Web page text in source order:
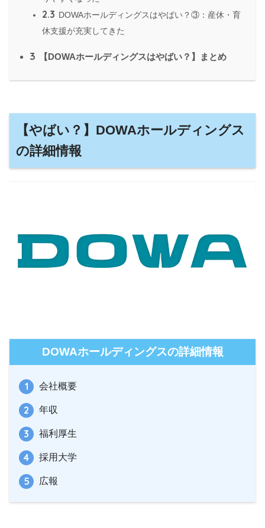
2.3 DOWAホールディングスはやばい？③：産休・育
休支援が充実してきた
3 【DOWAホールディングスはやばい？】まとめ
【やばい？】DOWAホールディングス
の詳細情報
DOWAホールディングスの詳細情報
会社概要
年収
福利厚生
採用大学
広報